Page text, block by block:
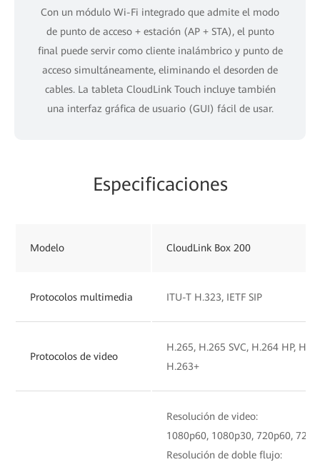
Con un módulo Wi-Fi integrado que admite el modo
de punto de acceso + estación (AP + STA), el punto
final puede servir como cliente inalámbrico y punto de
acceso simultáneamente, eliminando el desorden de
cables. La tableta CloudLink Touch incluye también
una interfaz gráfica de usuario (GUI) fácil de usar.
Especificaciones
Modelo CloudLink Box 200
Protocolos multimedia ITU-T H.323, IETF SIP
Protocolos de video
H.265, H.265 SVC, H.264 HP,
H.263+
Resolución de video:
1080p60, 1080p30, 720p60,
Resolución de doble flujo: